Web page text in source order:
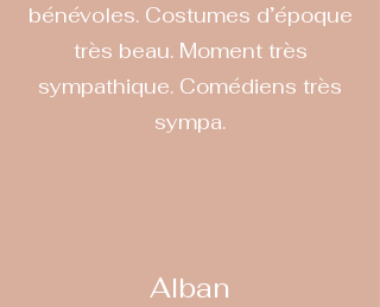
bénévoles. Costumes d’époque
très beau. Moment très
sympathique. Comédiens très
sympa.
Alban